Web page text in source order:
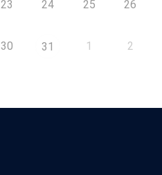
23 24 25 26
30 31 1 2